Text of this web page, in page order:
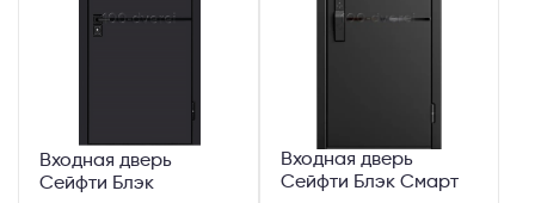
Входная дверь
Сейфти Блэк
Входная дверь
Сейфти Блэк Смарт
Телефон
Выберите способ связи